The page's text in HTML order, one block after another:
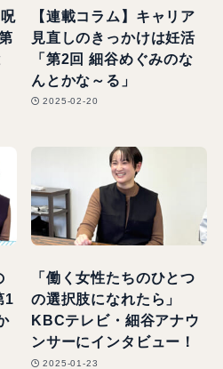
【連載コラム】キャリア
見直しのきっかけは妊活
「第2回 細谷めぐみのな
んとかな～る」
2025-02-20
1
「働く女性たちのひとつ
の選択肢になれたら」
KBCテレビ・細谷アナウ
ンサーにインタビュー！
2025-01-23